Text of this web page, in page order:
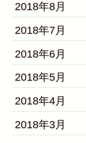
2018年8月
2018年7月
2018年6月
2018年5月
2018年4月
2018年3月